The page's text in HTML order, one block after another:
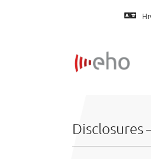
Disclosures